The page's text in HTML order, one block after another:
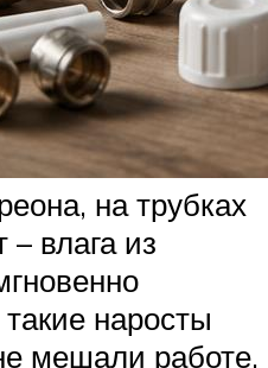
на трубках
– влага из
наросты
мешали работе,